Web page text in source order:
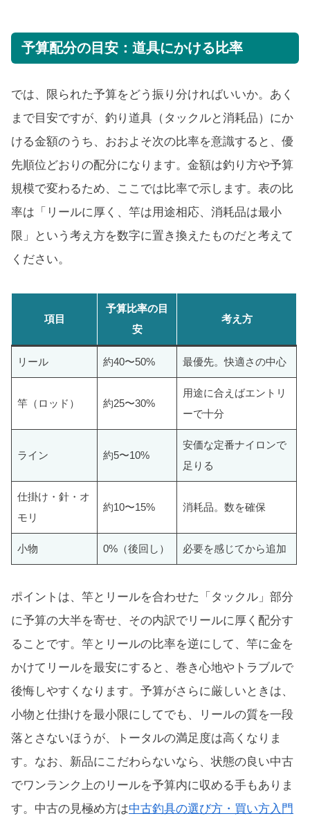
予算配分の目安：道具にかける比率
では、限られた予算をどう振り分ければいいか。あく
まで目安ですが、釣り道具（タックルと消耗品）にか
ける金額のうち、おおよそ次の比率を意識すると、優
先順位どおりの配分になります。金額は釣り方や予算
規模で変わるため、ここでは比率で示します。表の比
率は「リールに厚く、竿は用途相応、消耗品は最小
限」という考え方を数字に置き換えたものだと考えて
ください。
項目
予算比率の目
安
考え方
リール 約40〜50% 最優先。快適さの中心
竿（ロッド） 約25〜30%
用途に合えばエントリ
ーで十分
ライン 約5〜10%
安価な定番ナイロンで
足りる
仕掛け・針・オ
モリ
約10〜15% 消耗品。数を確保
小物 0%（後回し） 必要を感じてから追加
ポイントは、竿とリールを合わせた「タックル」部分
に予算の大半を寄せ、その内訳でリールに厚く配分す
ることです。竿とリールの比率を逆にして、竿に金を
かけてリールを最安にすると、巻き心地やトラブルで
後悔しやすくなります。予算がさらに厳しいときは、
小物と仕掛けを最小限にしてでも、リールの質を一段
落とさないほうが、トータルの満足度は高くなりま
す。なお、新品にこだわらないなら、状態の良い中古
でワンランク上のリールを予算内に収める手もありま
す。中古の見極め方は中古釣具の選び方・買い方入門